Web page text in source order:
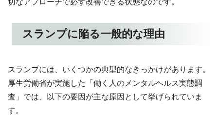
スランプに陥る一般的な理由
スランプには、いくつかの典型的なきっかけがあります。
厚生労働省が実施した「働く人のメンタルヘルス実態調
査」では、以下の要因が主な原因として挙げられていま
す。